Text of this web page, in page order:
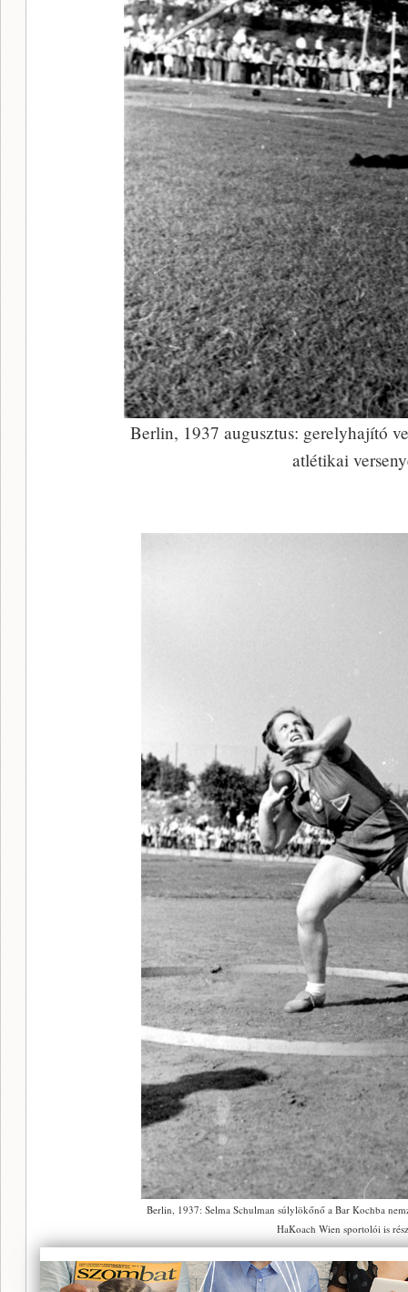
Berlin, 1937 augusztus: gerelyhajító
atlétikai
Berlin, 1937: Selma Schulman súlylökőnő a Bar Kochba
HaKoach Wien sportolói is